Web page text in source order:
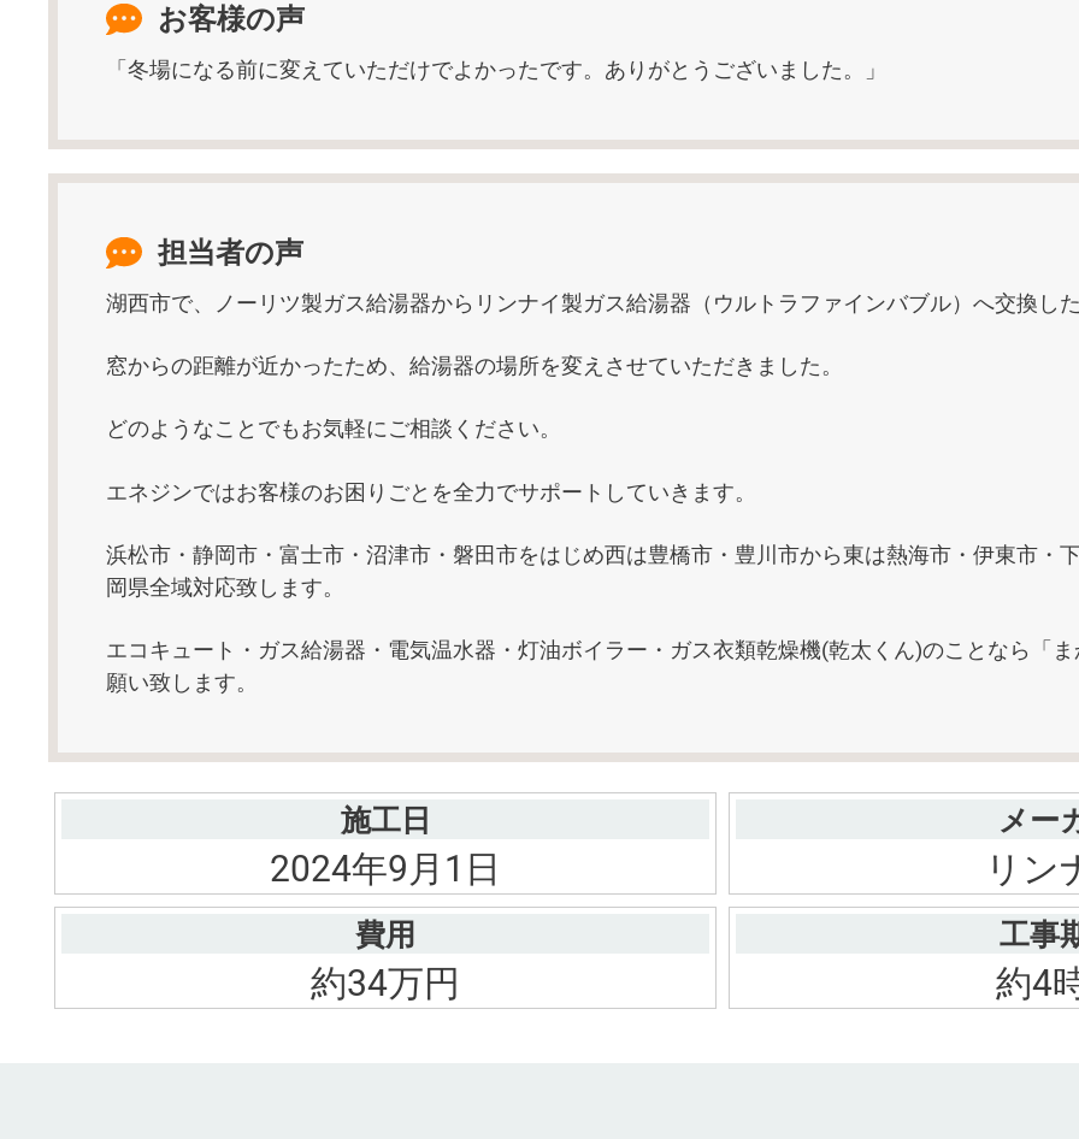
お客様の声
「冬場になる前に変えていただけでよかったです。ありがとうございました。」
担当者の声
湖西市で、ノーリツ製ガス給湯器からリンナイ製ガス給湯器（ウルトラファインバブル）へ交換し
窓からの距離が近かったため、給湯器の場所を変えさせていただきました。
どのようなことでもお気軽にご相談ください。
エネジンではお客様のお困りごとを全力でサポートしていきます。
浜松市・静岡市・富士市・沼津市・磐田市をはじめ西は豊橋市・豊川市から東は熱海市・伊東市・
岡県全域対応致します。
エコキュート・ガス給湯器・電気温水器・灯油ボイラー・ガス衣類乾燥機(乾太くん)のことなら「
願い致します。
施工日
2024年9月1日
メー
リン
費用
約34万円
工事
約4